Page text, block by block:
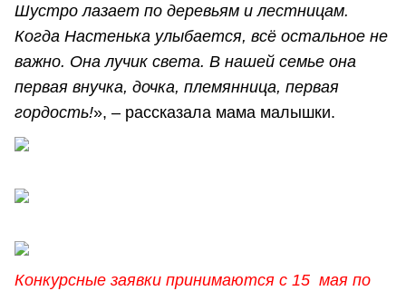
Шустро лазает по деревьям и лестницам.
Когда Настенька улыбается, всё остальное не
важно. Она лучик света. В нашей семье она
первая внучка, дочка, племянница, первая
гордость!», – рассказала мама малышки.
Конкурсные заявки принимаются с 15 мая по